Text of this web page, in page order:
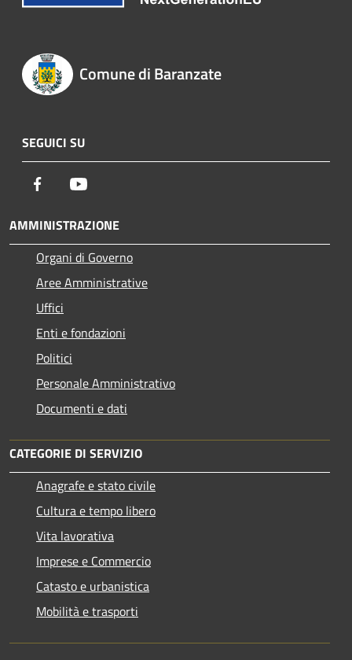
Comune di Baranzate
SEGUICI SU
Facebook
AMMINISTRAZIONE
Organi di Governo
Aree Amministrative
Uffici
Enti e fondazioni
Politici
Personale Amministrativo
Documenti e dati
CATEGORIE DI SERVIZIO
Anagrafe e stato civile
Cultura e tempo libero
Vita lavorativa
Imprese e Commercio
Catasto e urbanistica
Mobilità e trasporti